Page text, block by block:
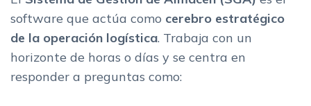
3.2. Nivel tactico y optimizacion dinamica
3.3. Cuando empiezan a ser necesarios los sistemas
SEA
4. Jerarquia SGA–SEA–SCA: quien decide que, y en que plazo
software que actúa como cerebro estratégico
de la operación logística. Trabaja con un
horizonte de horas o días y se centra en
responder a preguntas como: